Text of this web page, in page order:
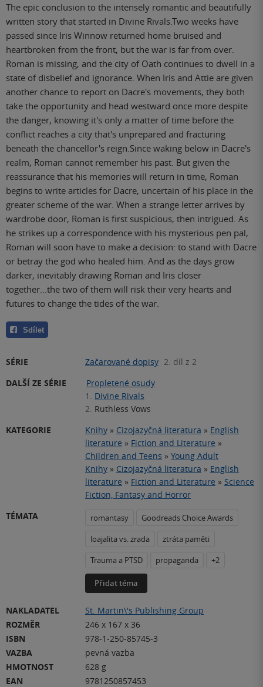
The epic conclusion to the intensely romantic and beautifully
written story that started in Divine Rivals.Two weeks have
passed since Iris Winnow returned home bruised and
heartbroken from the front, but the war is far from over.
Roman is missing, and the city of Oath continues to dwell in a
state of disbelief and ignorance. When Iris and Attie are given
another chance to report on Dacre's movements, they both
take the opportunity and head westward once more despite
the danger, knowing it's only a matter of time before the
conflict reaches a city that's unprepared and fracturing
beneath the chancellor's reign.Since waking below in Dacre's
realm, Roman cannot remember his past. But given the
reassurance that his memories will return in time, Roman
begins to write articles for Dacre, uncertain of his place in the
greater scheme of the war. When a strange letter arrives by
wardrobe door, Roman is first suspicious, then intrigued. As
he strikes up a correspondence with his mysterious pen pal,
Roman will soon have to make a decision: to stand with Dacre
or betray the god who healed him. And as the days grow
darker, inevitably drawing Roman and Iris closer
together...the two of them will risk their very hearts and
futures to change the tides of the war.
Sdílet
SÉRIE Začarované dopisy 2. díl z 2
DALŠÍ ZE SÉRIE
Propletené osudy
1. Divine Rivals
2. Ruthless Vows
KATEGORIE
Knihy » Cizojazyčná literatura » English
literature » Fiction and Literature »
Children and Teens » Young Adult
Knihy » Cizojazyčná literatura » English
literature » Fiction and Literature » Science
Fiction, Fantasy and Horror
TÉMATA
romantasy
Goodreads Choice Awards
loajalita vs. zrada
ztráta paměti
Trauma a PTSD
propaganda +2
Přidat téma
NAKLADATEL
St. Martin\'s Publishing Group
ROZMĚR
246 x 167 x 36
ISBN
978-1-250-85745-3
VAZBA
pevná vazba
HMOTNOST
628 g
EAN
9781250857453